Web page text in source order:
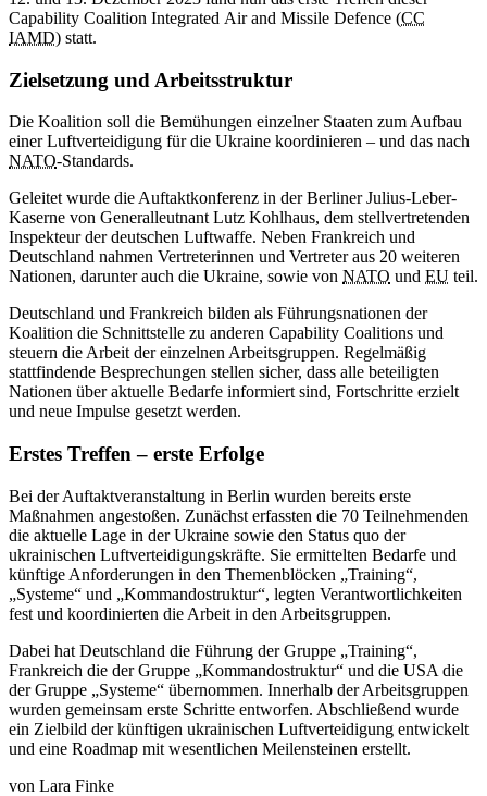
Capability Coalition Integrated Air and Missile Defence (CC
IAMD) statt.
Zielsetzung und Arbeitsstruktur
Die Koalition soll die Bemühungen einzelner Staaten zum Aufbau
einer Luftverteidigung für die Ukraine koordinieren – und das nach
NATO-Standards.
Geleitet wurde die Auftaktkonferenz in der Berliner Julius-Leber-
Kaserne von Generalleutnant Lutz Kohlhaus, dem stellvertretenden
Inspekteur der deutschen Luftwaffe. Neben Frankreich und
Deutschland nahmen Vertreterinnen und Vertreter aus 20 weiteren
Nationen, darunter auch die Ukraine, sowie von NATO und EU teil.
Deutschland und Frankreich bilden als Führungsnationen der
Koalition die Schnittstelle zu anderen Capability Coalitions und
steuern die Arbeit der einzelnen Arbeitsgruppen. Regelmäßig
stattfindende Besprechungen stellen sicher, dass alle beteiligten
Nationen über aktuelle Bedarfe informiert sind, Fortschritte erzielt
und neue Impulse gesetzt werden.
Erstes Treffen – erste Erfolge
Bei der Auftaktveranstaltung in Berlin wurden bereits erste
Maßnahmen angestoßen. Zunächst erfassten die 70 Teilnehmenden
die aktuelle Lage in der Ukraine sowie den Status quo der
ukrainischen Luftverteidigungskräfte. Sie ermittelten Bedarfe und
künftige Anforderungen in den Themenblöcken „Training“,
„Systeme“ und „Kommandostruktur“, legten Verantwortlichkeiten
fest und koordinierten die Arbeit in den Arbeitsgruppen.
Dabei hat Deutschland die Führung der Gruppe „Training“,
Frankreich die der Gruppe „Kommandostruktur“ und die USA die
der Gruppe „Systeme“ übernommen. Innerhalb der Arbeitsgruppen
wurden gemeinsam erste Schritte entworfen. Abschließend wurde
ein Zielbild der künftigen ukrainischen Luftverteidigung entwickelt
und eine Roadmap mit wesentlichen Meilensteinen erstellt.
von Lara Finke